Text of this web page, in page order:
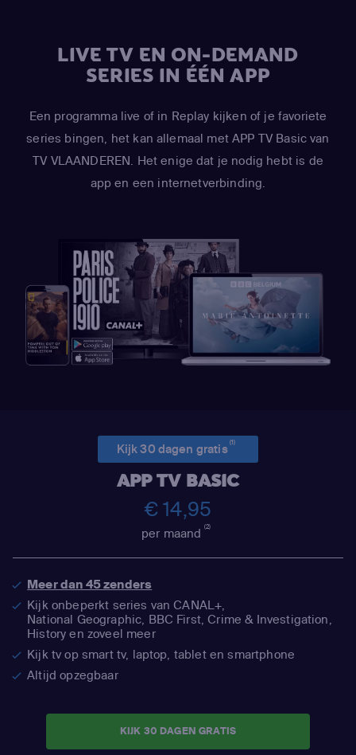
LIVE TV EN ON-DEMAND
SERIES IN ÉÉN APP
Een programma live of in Replay kijken of je favoriete
series bingen, het kan allemaal met APP TV Basic van
TV VLAANDEREN. Het enige dat je nodig hebt is de
app en een internetverbinding.
Kijk 30 dagen gratis(1)
APP TV BASIC
€ 14,95
per maand(2)
Meer dan 45 zenders
Kijk onbeperkt series van CANAL+,
National Geographic, BBC First, Crime & Investigation,
History en zoveel meer
Kijk tv op smart tv, laptop, tablet en smartphone
Altijd opzegbaar
KIJK 30 DAGEN GRATIS